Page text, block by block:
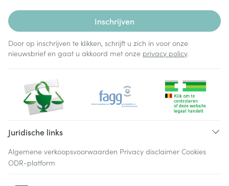
Inschrijven
Door op inschrijven te klikken, schrijft u zich in voor onze
nieuwsbrief en gaat u akkoord met onze privacy policy.
Juridische links
Algemene verkoopsvoorwaarden Privacy disclaimer Cookies
ODR-platform